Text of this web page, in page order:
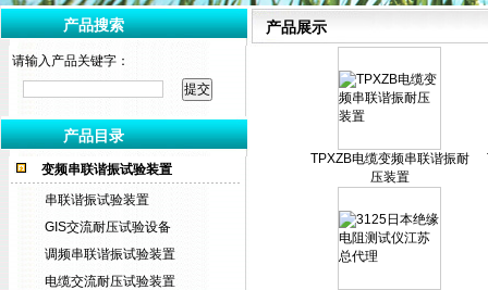
产品搜索
请输入产品关键字：
产品目录
变频串联谐振试验装置
串联谐振试验装置
GIS交流耐压试验设备
调频串联谐振试验装置
电缆交流耐压试验装置
产品展示
TPXZB电缆变频串联谐振耐
压装置